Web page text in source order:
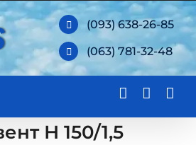
(093) 638-26-85
(063) 781-32-48
Н 150/1,5